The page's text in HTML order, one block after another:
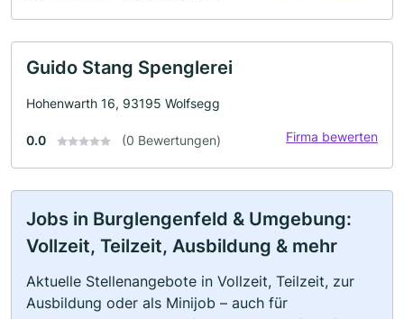
Guido Stang Spenglerei
Hohenwarth 16, 93195 Wolfsegg
0.0 (0 Bewertungen) Firma bewerten
Jobs in Burglengenfeld & Umgebung:
Vollzeit, Teilzeit, Ausbildung & mehr
Aktuelle Stellenangebote in Vollzeit, Teilzeit, zur
Ausbildung oder als Minijob – auch für